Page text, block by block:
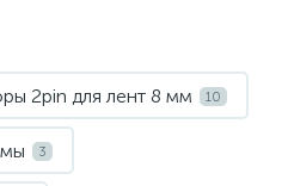
2pin для лент 8 мм 10
3